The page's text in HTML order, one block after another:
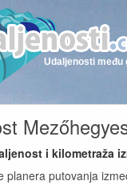
Udaljenosti među
i kilometraža
planera putovanja